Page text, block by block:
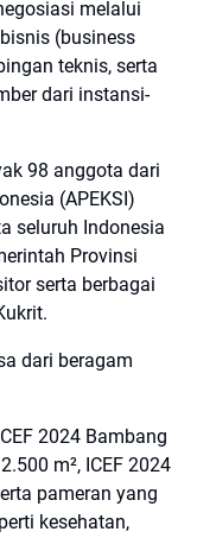
melalui
(business
teknis, serta
dari instansi-
98 anggota dari
(APEKSI)
seluruh Indonesia
Provinsi
serta berbagai
dari beragam
2024 Bambang
m², ICEF 2024
pameran yang
kesehatan,